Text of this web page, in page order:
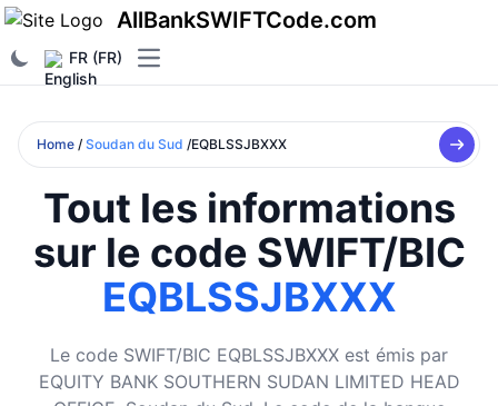
AllBankSWIFTCode.com
FR (FR) Open main menu
Home / Soudan du Sud /EQBLSSJBXXX
Tout les informations
sur le code SWIFT/BIC
EQBLSSJBXXX
Le code SWIFT/BIC EQBLSSJBXXX est émis par
EQUITY BANK SOUTHERN SUDAN LIMITED HEAD